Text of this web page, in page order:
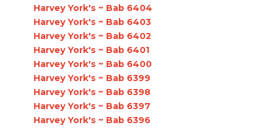
Harvey York's ~ Bab 6404
Harvey York's ~ Bab 6403
Harvey York's ~ Bab 6402
Harvey York's ~ Bab 6401
Harvey York's ~ Bab 6400
Harvey York's ~ Bab 6399
Harvey York's ~ Bab 6398
Harvey York's ~ Bab 6397
Harvey York's ~ Bab 6396